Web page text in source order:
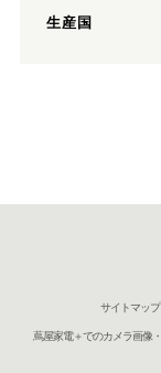
生産国
サイトマップ
蔦屋家電＋でのカメラ画像